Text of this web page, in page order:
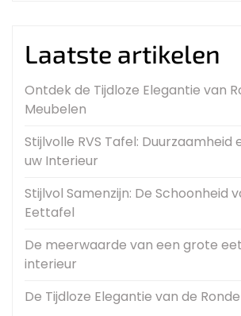
Laatste artikelen
Ontdek de Tijdloze Elegantie van
Meubelen
Stijlvolle RVS Tafel: Duurzaamheid
uw Interieur
Stijlvol Samenzijn: De Schoonheid
Eettafel
De meerwaarde van een grote
interieur
De Tijdloze Elegantie van de